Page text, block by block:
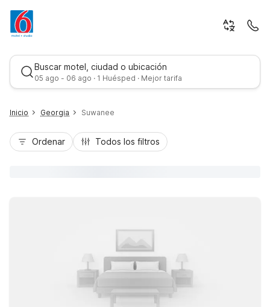
Buscar motel, ciudad o ubicación
05 ago - 06 ago · 1 Huésped · Mejor tarifa
Inicio Georgia Suwanee
Ordenar Todos los filtros